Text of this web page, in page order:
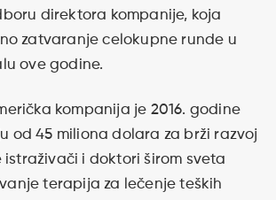
direktora kompanije, koja
zatvaranje celokupne runde u
ove godine.
kompanija je 2016. godine
od 45 miliona dolara za brži razvoj
istraživači i doktori širom sveta
terapija za lečenje teških